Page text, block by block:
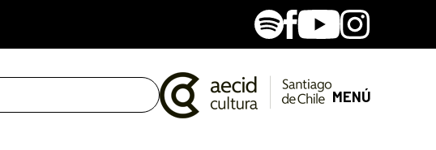
SpotifyFacebook
YoutubeInstagram
MENÚ